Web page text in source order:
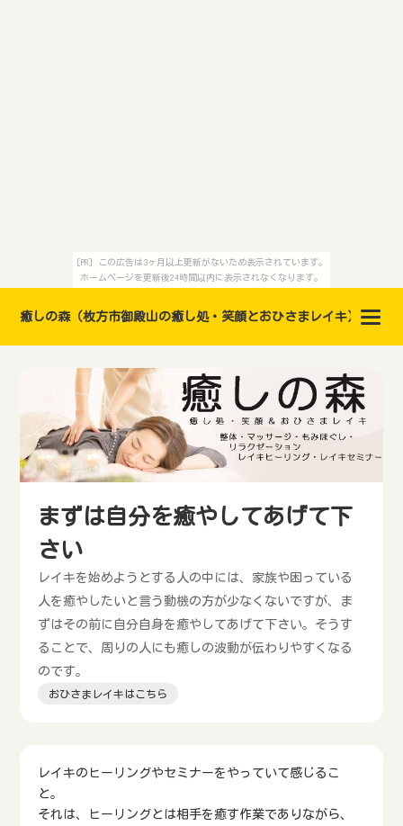
[PR] この広告は3ヶ月以上更新がないため表示されています。
ホームページを更新後24時間以内に表示されなくなります。
癒しの森（枚方市御殿山の癒し処・笑顔とおひさまレイキ）レイ
まずは自分を癒やしてあげて下
さい
レイキを始めようとする人の中には、家族や困っている
人を癒やしたいと言う動機の方が少なくないですが、ま
ずはその前に自分自身を癒やしてあげて下さい。そうす
ることで、周りの人にも癒しの波動が伝わりやすくなる
のです。
おひさまレイキはこちら
レイキのヒーリングやセミナーをやっていて感じるこ
と。
それは、ヒーリングとは相手を癒す作業でありながら、